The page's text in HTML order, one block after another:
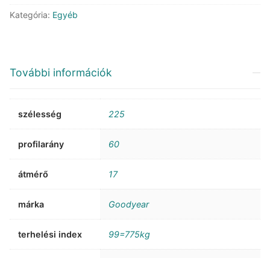
Kategória: Egyéb
További információk
szélesség 225
profilarány 60
átmérő 17
márka Goodyear
terhelési index 99=775kg